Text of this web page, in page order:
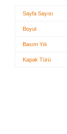
Sayfa Sayısı
Boyut
Basım Yılı
Kapak Türü